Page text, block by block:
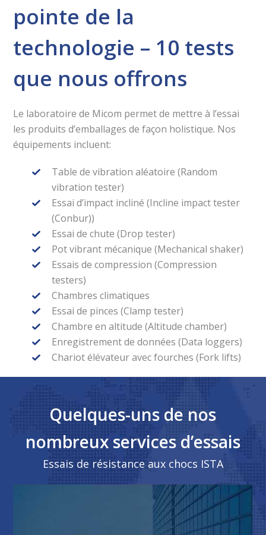
pointe de la
technologie – 10 tests
que nous offrons
Le laboratoire de Micom permet de mettre à l’essai
les produits d’emballages de façon holistique. Nos
équipements incluent:
Table de vibration aléatoire (Random
vibration tester)
Essai d’impact incliné (Incline impact tester
(Conbur))
Essai de chute (Drop tester)
Pot vibrant mécanique (Mechanical shaker)
Essais de compression (Compression
testers)
Chambres climatiques
Essai de pinces (Clamp tester)
Chambre en altitude (Altitude chamber)
Enregistrement de données (Data loggers)
Chariot élévateur avec fourches (Fork lifts)
Quelques-uns de nos
nombreux services d’essais
Essais de résistance aux chocs ISTA